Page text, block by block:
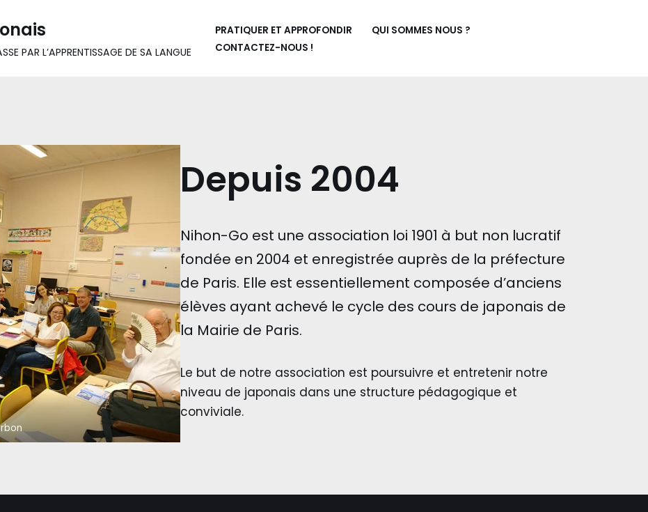
PAR L’APPRENTISSAGE DE SA LANGUE
PRATIQUER ET APPROFONDIR
QUI SOMMES NOUS ?
CONTACTEZ-NOUS !
Depuis 2004
Nihon-Go est une association loi 1901 à but non lucratif
fondée en 2004 et enregistrée auprès de la préfecture
de Paris. Elle est essentiellement composée d’anciens
élèves ayant achevé le cycle des cours de japonais de
la Mairie de Paris.
Le but de notre association est poursuivre et entretenir notre
niveau de japonais dans une structure pédagogique et
conviviale.